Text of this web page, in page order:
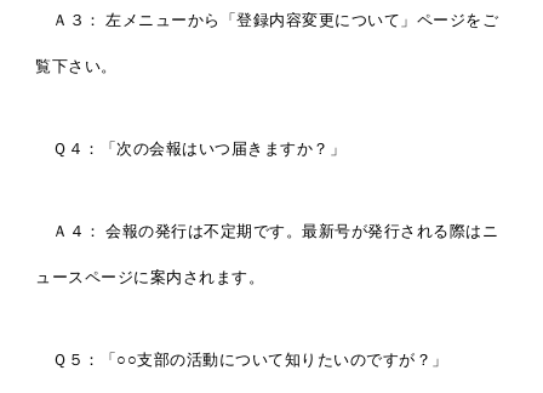
Ａ３： 左メニューから「登録内容変更について」ページをご
覧下さい。
Ｑ４：「次の会報はいつ届きますか？」
Ａ４： 会報の発行は不定期です。最新号が発行される際はニ
ュースページに案内されます。
Ｑ５：「○○支部の活動について知りたいのですが？」